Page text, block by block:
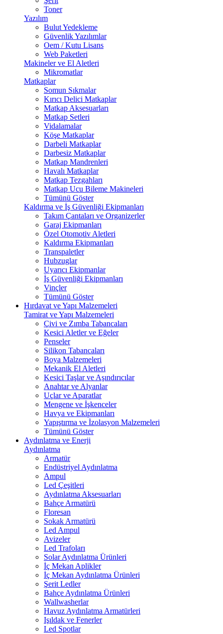
Toner
Yazılım
Bulut Yedekleme
Güvenlik Yazılımlar
Oem / Kutu Lisans
Web Paketleri
Makineler ve El Aletleri
Mikromatlar
Matkaplar
Somun Sıkmalar
Kırıcı Delici Matkaplar
Matkap Aksesuarları
Matkap Setleri
Vidalamalar
Köşe Matkaplar
Darbeli Matkaplar
Darbesiz Matkaplar
Matkap Mandrenleri
Havalı Matkaplar
Matkap Tezgahları
Matkap Ucu Bileme Makineleri
Tümünü Göster
Kaldırma ve İş Güvenliği Ekipmanları
Takım Çantaları ve Organizerler
Garaj Ekipmanları
Özel Otomotiv Aletleri
Kaldırma Ekipmanları
Transpaletler
Hubzuglar
Uyarıcı Ekipmanlar
İş Güvenliği Ekipmanları
Vinçler
Tümünü Göster
Hırdavat ve Yapı Malzemeleri
Tamirat ve Yapı Malzemeleri
Çivi ve Zımba Tabancaları
Kesici Aletler ve Eğeler
Penseler
Silikon Tabancaları
Boya Malzemeleri
Mekanik El Aletleri
Kesici Taşlar ve Aşındırıcılar
Anahtar ve Alyanlar
Uçlar ve Aparatlar
Mengene ve İşkenceler
Havya ve Ekipmanları
Yapıştırma ve İzolasyon Malzemeleri
Tümünü Göster
Aydınlatma ve Enerji
Aydınlatma
Armatür
Endüstriyel Aydınlatma
Ampul
Led Çeşitleri
Aydınlatma Aksesuarları
Bahçe Armatürü
Floresan
Sokak Armatürü
Led Ampul
Avizeler
Led Trafoları
Solar Aydınlatma Ürünleri
İç Mekan Aplikler
İç Mekan Aydınlatma Ürünleri
Şerit Ledler
Bahçe Aydınlatma Ürünleri
Wallwasherlar
Havuz Aydınlatma Armatürleri
Işıldak ve Fenerler
Led Spotlar